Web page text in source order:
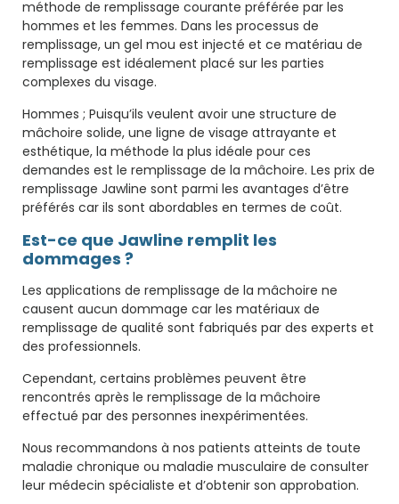
méthode de remplissage courante préférée par les
hommes et les femmes. Dans les processus de
remplissage, un gel mou est injecté et ce matériau de
remplissage est idéalement placé sur les parties
complexes du visage.
Hommes ; Puisqu’ils veulent avoir une structure de
mâchoire solide, une ligne de visage attrayante et
esthétique, la méthode la plus idéale pour ces
demandes est le remplissage de la mâchoire. Les prix de
remplissage Jawline sont parmi les avantages d’être
préférés car ils sont abordables en termes de coût.
Est-ce que Jawline remplit les
dommages ?
Les applications de remplissage de la mâchoire ne
causent aucun dommage car les matériaux de
remplissage de qualité sont fabriqués par des experts et
des professionnels.
Cependant, certains problèmes peuvent être
rencontrés après le remplissage de la mâchoire
effectué par des personnes inexpérimentées.
Nous recommandons à nos patients atteints de toute
maladie chronique ou maladie musculaire de consulter
leur médecin spécialiste et d’obtenir son approbation.